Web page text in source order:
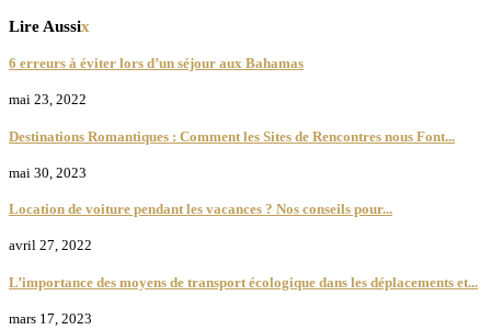
Lire Aussix
6 erreurs à éviter lors d’un séjour aux Bahamas
mai 23, 2022
Destinations Romantiques : Comment les Sites de Rencontres nous Font...
mai 30, 2023
Location de voiture pendant les vacances ? Nos conseils pour...
avril 27, 2022
L’importance des moyens de transport écologique dans les déplacements et...
mars 17, 2023